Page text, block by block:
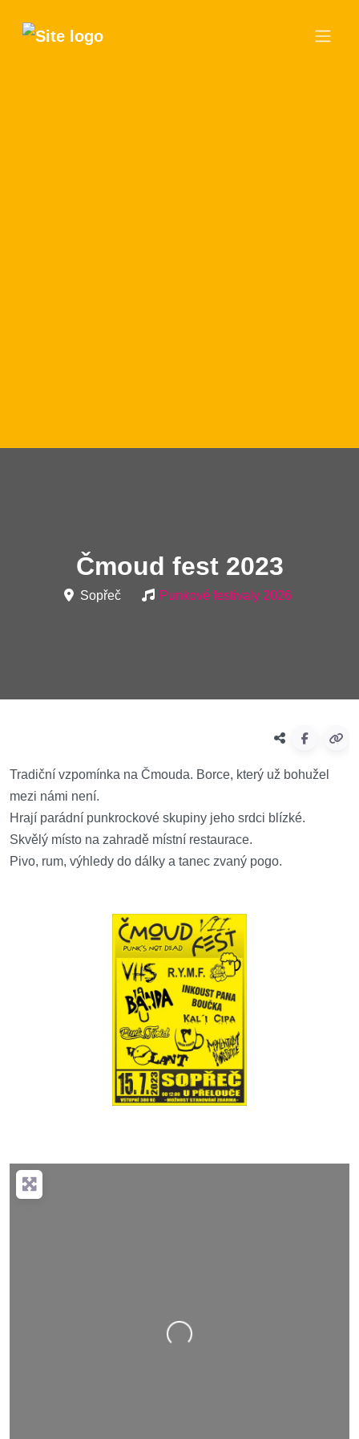
Čmoud fest 2023
Sopřeč Punkové festivaly 2026
Tradiční vzpomínka na Čmouda. Borce, který už bohužel
mezi námi není.
Hrají parádní punkrockové skupiny jeho srdci blízké.
Skvělý místo na zahradě místní restaurace.
Pivo, rum, výhledy do dálky a tanec zvaný pogo.
Nahrávání….